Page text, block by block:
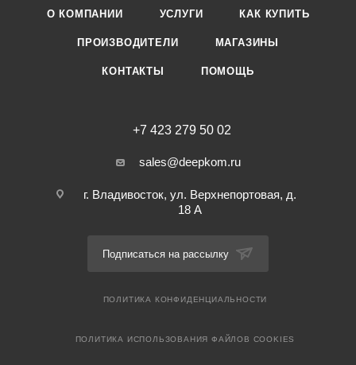
О КОМПАНИИ УСЛУГИ КАК КУПИТЬ
ПРОИЗВОДИТЕЛИ МАГАЗИНЫ
КОНТАКТЫ ПОМОЩЬ
+7 423 279 50 02
sales@deepkom.ru
г. Владивосток, ул. Верхнепортовая, д.
18 А
Подписаться на рассылку
ПОЛИТИКА КОНФИДЕНЦИАЛЬНОСТИ
ПОЛИТИКА ИСПОЛЬЗОВАНИЯ ФАЙЛОВ COOKIES